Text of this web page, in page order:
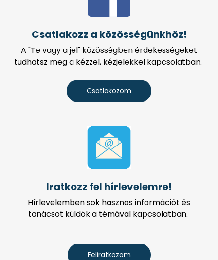
Csatlakozz a közösségünkhöz!
A "Te vagy a jel" közösségben érdekességeket
tudhatsz meg a kézzel, kézjelekkel kapcsolatban.
Csatlakozom
Iratkozz fel hírlevelemre!
Hírlevelemben sok hasznos információt és
tanácsot küldök a témával kapcsolatban.
Feliratkozom